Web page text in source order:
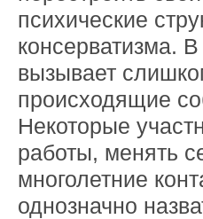
психические
консерватизма.
вызывает
происходящие
Некоторые
работы, менять
многолетние
однозначно